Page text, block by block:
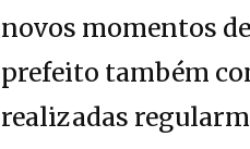
novos momentos
prefeito também
realizadas